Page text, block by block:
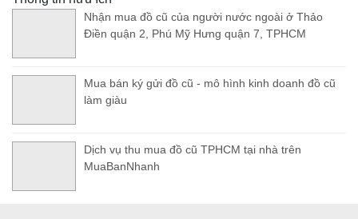
Nhận mua đồ cũ của người nước ngoài ở Thảo
Điền quận 2, Phú Mỹ Hưng quận 7, TPHCM
Mua bán ký gửi đồ cũ - mô hình kinh doanh đồ cũ
làm giàu
Dịch vụ thu mua đồ cũ TPHCM tại nhà trên
MuaBanNhanh